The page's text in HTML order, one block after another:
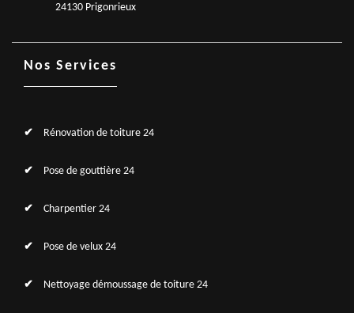
24130 Prigonrieux
Nos Services
Rénovation de toiture 24
Pose de gouttière 24
Charpentier 24
Pose de velux 24
Nettoyage démoussage de toiture 24